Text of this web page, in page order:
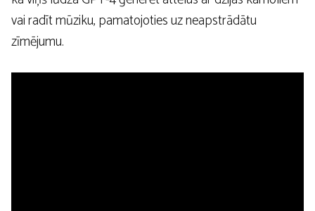
vai radīt mūziku, pamatojoties uz neapstrādātu
zīmējumu.